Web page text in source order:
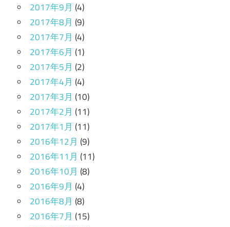
2017年9月 (4)
2017年8月 (9)
2017年7月 (4)
2017年6月 (1)
2017年5月 (2)
2017年4月 (4)
2017年3月 (10)
2017年2月 (11)
2017年1月 (11)
2016年12月 (9)
2016年11月 (11)
2016年10月 (8)
2016年9月 (4)
2016年8月 (8)
2016年7月 (15)